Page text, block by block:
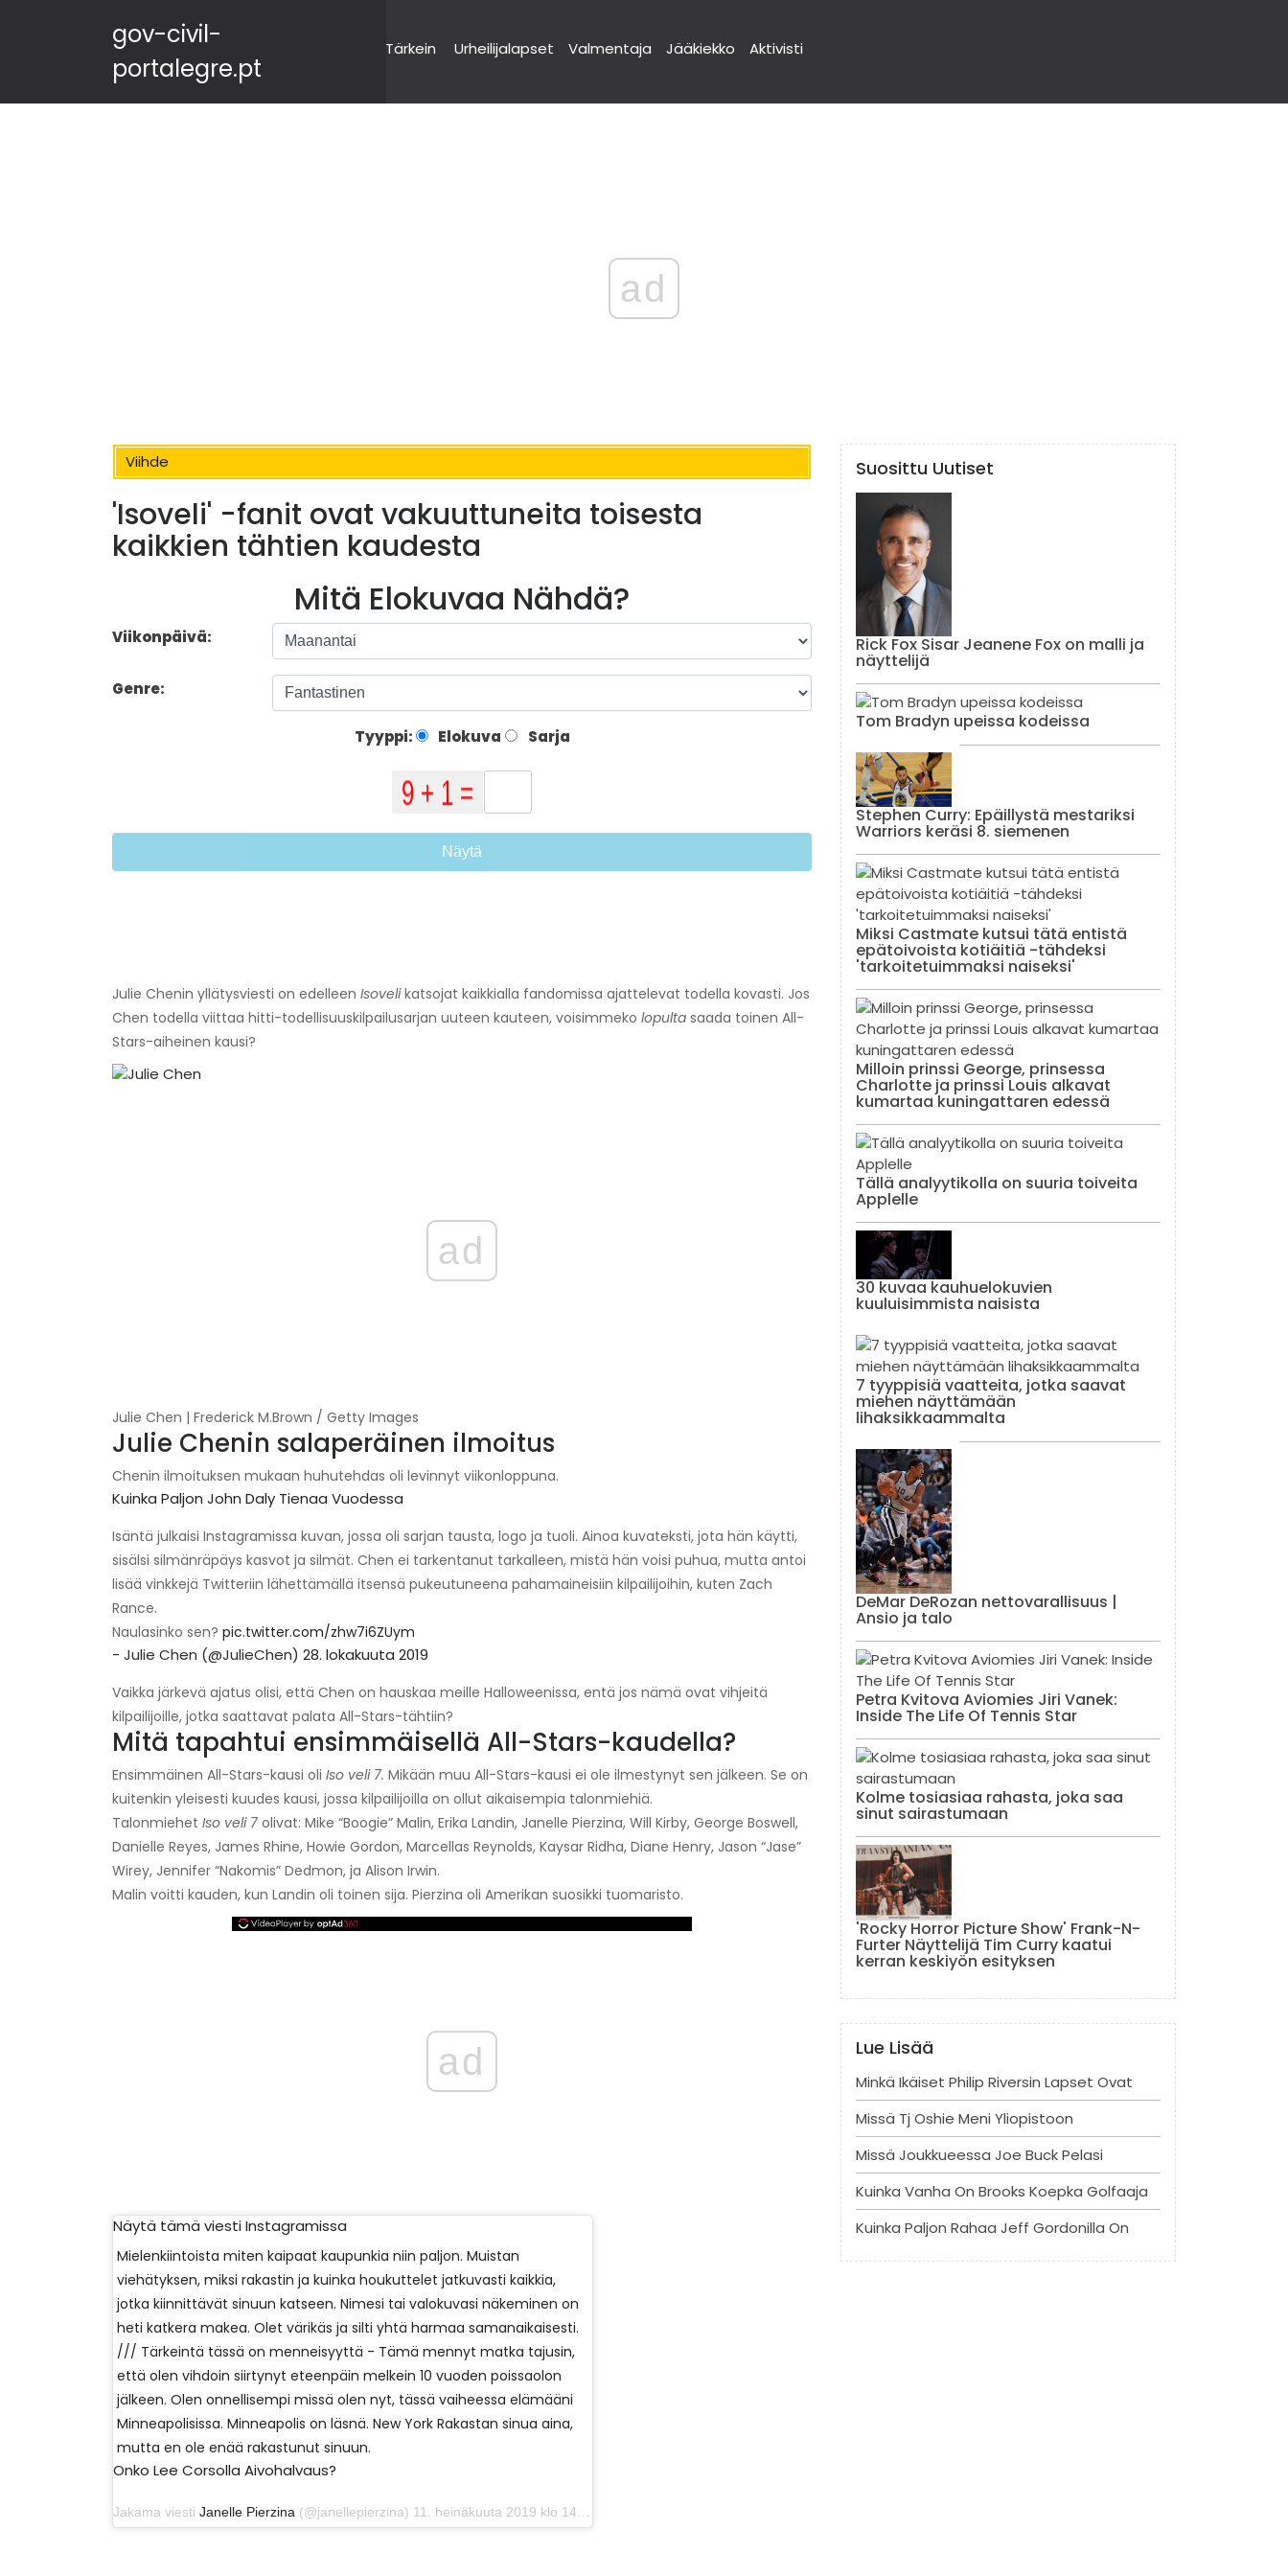
gov-civil-
portalegre.pt
Tärkein Urheilijalapset Valmentaja Jääkiekko Aktivisti
ad
Viihde
'Isoveli' -fanit ovat vakuuttuneita toisesta
kaikkien tähtien kaudesta
Mitä Elokuvaa Nähdä?
Viikonpäivä:
Genre:
Tyyppi: Elokuva Sarja
Näytä
Julie Chenin yllätysviesti on edelleen Isovelikatsojat kaikkialla fandomissa ajattelevat todella kovasti. Jos
Chen todella viittaa hitti-todellisuuskilpailusarjan uuteen kauteen, voisimmeko lopulta saada toinen All-
Stars-aiheinen kausi?
ad
Julie Chen | Frederick M.Brown / Getty Images
Julie Chenin salaperäinen ilmoitus
Chenin ilmoituksen mukaan huhutehdas oli levinnyt viikonloppuna.
Kuinka Paljon John Daly Tienaa Vuodessa
Isäntä julkaisi Instagramissa kuvan, jossa oli sarjan tausta, logo ja tuoli. Ainoa kuvateksti, jota hän käytti,
sisälsi silmänräpäys kasvot ja silmät. Chen ei tarkentanut tarkalleen, mistä hän voisi puhua, mutta antoi
lisää vinkkejä Twitteriin lähettämällä itsensä pukeutuneena pahamaineisiin kilpailijoihin, kuten Zach
Rance.
Naulasinko sen? pic.twitter.com/zhw7i6ZUym
- Julie Chen (@JulieChen) 28. lokakuuta 2019
Vaikka järkevä ajatus olisi, että Chen on hauskaa meille Halloweenissa, entä jos nämä ovat vihjeitä
kilpailijoille, jotka saattavat palata All-Stars-tähtiin?
Mitä tapahtui ensimmäisellä All-Stars-kaudella?
Ensimmäinen All-Stars-kausi oli Iso veli 7. Mikään muu All-Stars-kausi ei ole ilmestynyt sen jälkeen. Se on
kuitenkin yleisesti kuudes kausi, jossa kilpailijoilla on ollut aikaisempia talonmiehiä.
Talonmiehet Iso veli 7 olivat: Mike “Boogie” Malin, Erika Landin, Janelle Pierzina, Will Kirby, George Boswell,
Danielle Reyes, James Rhine, Howie Gordon, Marcellas Reynolds, Kaysar Ridha, Diane Henry, Jason “Jase”
Wirey, Jennifer “Nakomis” Dedmon, ja Alison Irwin.
Malin voitti kauden, kun Landin oli toinen sija. Pierzina oli Amerikan suosikki tuomaristo.
ad
Näytä tämä viesti Instagramissa
Mielenkiintoista miten kaipaat kaupunkia niin paljon. Muistan
viehätyksen, miksi rakastin ja kuinka houkuttelet jatkuvasti kaikkia,
jotka kiinnittävät sinuun katseen. Nimesi tai valokuvasi näkeminen on
heti katkera makea. Olet värikäs ja silti yhtä harmaa samanaikaisesti.
/// Tärkeintä tässä on menneisyyttä - Tämä mennyt matka tajusin,
että olen vihdoin siirtynyt eteenpäin melkein 10 vuoden poissaolon
jälkeen. Olen onnellisempi missä olen nyt, tässä vaiheessa elämääni
Minneapolisissa. Minneapolis on läsnä. New York Rakastan sinua aina,
mutta en ole enää rakastunut sinuun.
Onko Lee Corsolla Aivohalvaus?
Jakama viesti Janelle Pierzina (@janellepierzina) 11. heinäkuuta 2019 klo 14.48 PDT
Suosittu Uutiset
Rick Fox Sisar Jeanene Fox on malli ja
näyttelijä
Tom Bradyn upeissa kodeissa
Stephen Curry: Epäillystä mestariksi
Warriors keräsi 8. siemenen
Miksi Castmate kutsui tätä entistä
epätoivoista kotiäitiä -tähdeksi
'tarkoitetuimmaksi naiseksi'
Milloin prinssi George, prinsessa
Charlotte ja prinssi Louis alkavat
kumartaa kuningattaren edessä
Tällä analyytikolla on suuria toiveita
Applelle
30 kuvaa kauhuelokuvien
kuuluisimmista naisista
7 tyyppisiä vaatteita, jotka saavat
miehen näyttämään
lihaksikkaammalta
DeMar DeRozan nettovarallisuus |
Ansio ja talo
Petra Kvitova Aviomies Jiri Vanek:
Inside The Life Of Tennis Star
Kolme tosiasiaa rahasta, joka saa
sinut sairastumaan
'Rocky Horror Picture Show' Frank-N-
Furter Näyttelijä Tim Curry kaatui
kerran keskiyön esityksen
Lue Lisää
Minkä Ikäiset Philip Riversin Lapset Ovat
Missä Tj Oshie Meni Yliopistoon
Missä Joukkueessa Joe Buck Pelasi
Kuinka Vanha On Brooks Koepka Golfaaja
Kuinka Paljon Rahaa Jeff Gordonilla On